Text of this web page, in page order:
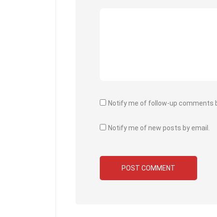
Notify me of follow-up comments
Notify me of new posts by email.